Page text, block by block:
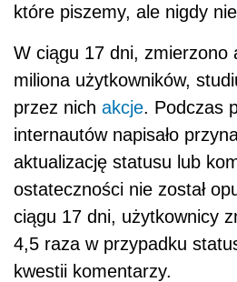
które piszemy, ale nigdy
W ciągu 17 dni, zmierzono
miliona użytkowników,
przez nich akcje. Podczas
internautów napisało
aktualizację statusu lub
ostateczności nie został
ciągu 17 dni, użytkownicy
4,5 raza w przypadku
kwestii komentarzy.